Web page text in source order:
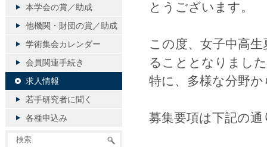
とうございます。
この度、女子中高
ることとなりまし
特に、多様な分野
募集要項は下記の
本学会の賞／助成
他機関・財団の賞／助成
学術集会カレンダー
会員関連手続き
求人情報
若手研究者に聞く
各種申込み